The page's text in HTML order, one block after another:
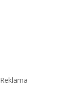
Reklama